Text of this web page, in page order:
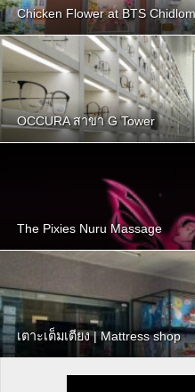
Chicken Flower at BTS
OCCURA สาขา G Tower
The Pixies Nuru Massage
เตาะเต็มเตียง | Mattress shop